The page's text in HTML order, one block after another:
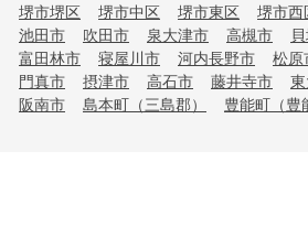
堺市堺区
堺市中区 堺市東区 堺市西
池田市
吹田市 泉大津市 高槻市
富田林市
寝屋川市 河内長野市 松原
門真市
摂津市 高石市 藤井寺市
阪南市
島本町（三島郡） 豊能町（豊